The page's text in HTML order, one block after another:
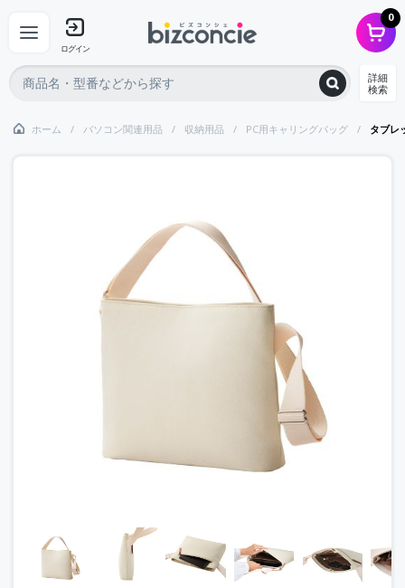
ログイン
0
詳細
検索
ホーム パソコン関連用品 収納用品 PC用キャリングバッグ タブレ